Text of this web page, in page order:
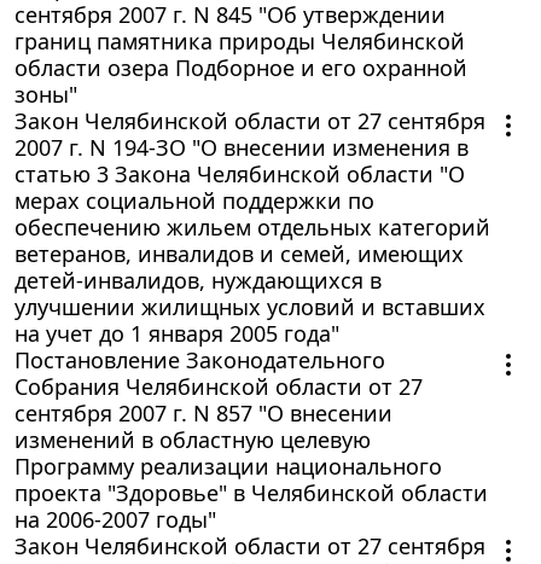
сентября 2007 г. N 845 "Об утверждении
границ памятника природы Челябинской
области озера Подборное и его охранной
зоны"
Закон Челябинской области от 27 сентября
2007 г. N 194-ЗО "О внесении изменения в
статью 3 Закона Челябинской области "О
мерах социальной поддержки по
обеспечению жильем отдельных категорий
ветеранов, инвалидов и семей, имеющих
детей-инвалидов, нуждающихся в
улучшении жилищных условий и вставших
на учет до 1 января 2005 года"
Постановление Законодательного
Собрания Челябинской области от 27
сентября 2007 г. N 857 "О внесении
изменений в областную целевую
Программу реализации национального
проекта "Здоровье" в Челябинской области
на 2006-2007 годы"
Закон Челябинской области от 27 сентября